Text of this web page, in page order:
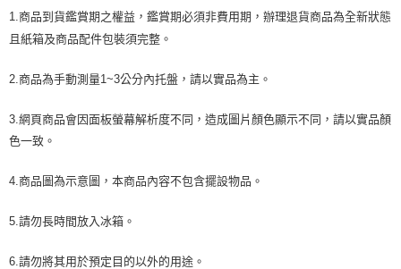
1.商品到貨鑑賞期之權益，鑑賞期必須非費用期，辦理退貨商品為全新狀態
且紙箱及商品配件包裝須完整。
2.商品為手動測量1~3公分內托盤，請以實品為主。
3.網頁商品會因面板螢幕解析度不同，造成圖片顏色顯示不同，請以實品顏
色一致。
4.商品圖為示意圖，本商品內容不包含擺設物品。
5.請勿長時間放入冰箱。
6.請勿將其用於預定目的以外的用途。